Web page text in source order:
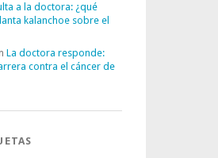
a la doctora: ¿qué
kalanchoe sobre el
La doctora responde:
contra el cáncer de